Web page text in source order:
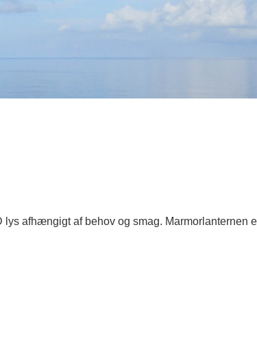
afhængigt af behov og smag. Marmorlanternen